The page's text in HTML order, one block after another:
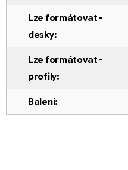
Lze formátovat -
desky:
Lze formátovat -
profily:
Balení: